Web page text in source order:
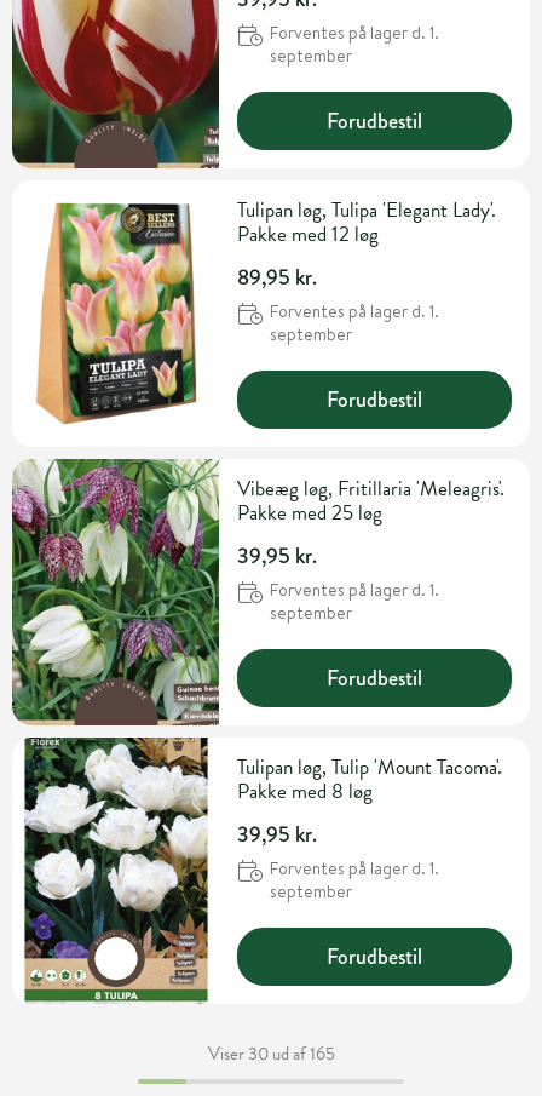
Forventes på lager d. 1.
september
Forudbestil
Tulipan løg, Tulipa 'Elegant Lady'.
Pakke med 12 løg
89,95 kr.
Forventes på lager d. 1.
september
Forudbestil
Vibeæg løg, Fritillaria 'Meleagris'.
Pakke med 25 løg
39,95 kr.
Forventes på lager d. 1.
september
Forudbestil
Tulipan løg, Tulip 'Mount Tacoma'.
Pakke med 8 løg
39,95 kr.
Forventes på lager d. 1.
september
Forudbestil
Viser 30 ud af 165